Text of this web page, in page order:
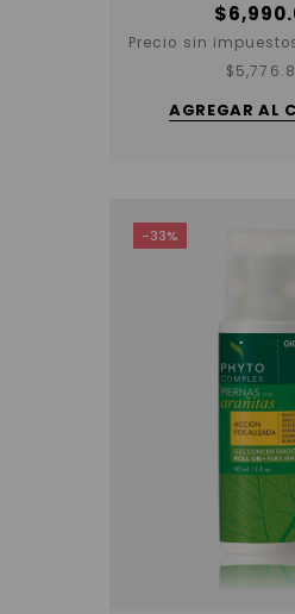
$
Precio sin
$
AGREGAR AL
-33%